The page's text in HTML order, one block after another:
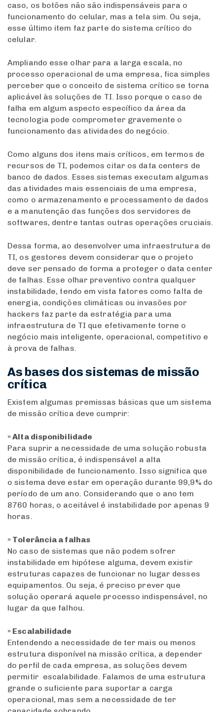
caso, os botões não são indispensáveis para o
funcionamento do celular, mas a tela sim. Ou seja,
esse último item faz parte do sistema crítico do
celular.
Ampliando esse olhar para a larga escala, no
processo operacional de uma empresa, fica simples
perceber que o conceito de sistema crítico se torna
aplicável às soluções de TI. Isso porque o caso de
falha em algum aspecto específico da área da
tecnologia pode comprometer gravemente o
funcionamento das atividades do negócio.
Como alguns dos itens mais críticos, em termos de
recursos de TI, podemos citar os data centers de
banco de dados. Esses sistemas executam algumas
das atividades mais essenciais de uma empresa,
como o armazenamento e processamento de dados
e a manutenção das funções dos servidores de
softwares, dentre tantas outras operações cruciais.
Dessa forma, ao desenvolver uma infraestrutura de
TI, os gestores devem considerar que o projeto
deve ser pensado de forma a proteger o data center
de falhas. Esse olhar preventivo contra qualquer
instabilidade, tendo em vista fatores como falta de
energia, condições climáticas ou invasões por
hackers faz parte da estratégia para uma
infraestrutura de TI que efetivamente torne o
negócio mais inteligente, operacional, competitivo e
à prova de falhas.
As bases dos sistemas de missão
crítica
Existem algumas premissas básicas que um sistema
de missão crítica deve cumprir:
» Alta disponibilidade
Para suprir a necessidade de uma solução robusta
de missão crítica, é indispensável a alta
disponibilidade de funcionamento. Isso significa que
o sistema deve estar em operação durante 99,9% do
período de um ano. Considerando que o ano tem
8760 horas, o aceitável é instabilidade por apenas 9
horas.
» Tolerância a falhas
No caso de sistemas que não podem sofrer
instabilidade em hipótese alguma, devem existir
estruturas capazes de funcionar no lugar desses
equipamentos. Ou seja, é preciso prever que
solução operará aquele processo indispensável, no
lugar da que falhou.
» Escalabilidade
Entendendo a necessidade de ter mais ou menos
estrutura disponível na missão crítica, a depender
do perfil de cada empresa, as soluções devem
permitir escalabilidade. Falamos de uma estrutura
grande o suficiente para suportar a carga
operacional, mas sem a necessidade de ter